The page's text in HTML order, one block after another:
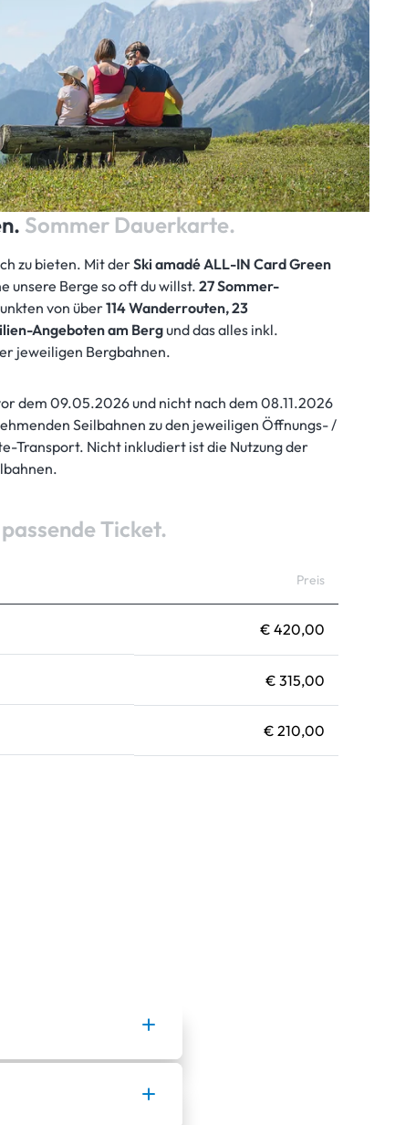
Sommer Dauerkarte.
zu bieten. Mit derSki amadé ALL-IN Card Green
unsere Berge so oft du willst.27 Sommer-
von über114 Wanderrouten, 23
Angeboten am Bergund das alles inkl.
jeweiligen Bergbahnen.
dem 09.05.2026 und nicht nach dem 08.11.2026
Seilbahnen zu den jeweiligen Öffnungs- /
Transport. Nicht inkludiert ist die Nutzung der
Ticket.
Preis
€ 420,00
€ 315,00
€ 210,00